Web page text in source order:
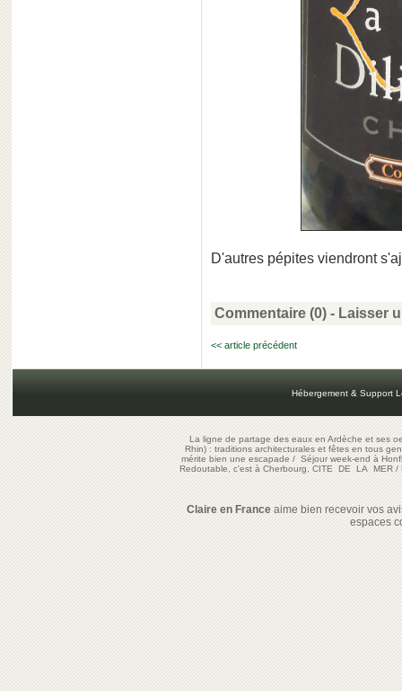
D'autres pépites viendront
Commentaire (0) - Laisser
<< article précédent
Hébergement & Support
La ligne de partage des eaux en Ardèche et ses
Rhin) : traditions architecturales et fêtes en tous
mérite bien une escapade/Séjour week-end à
Redoutable, c'est à Cherbourg, CITE DE LA MER/
Claire en Franceaime bien recevoir vos
espaces